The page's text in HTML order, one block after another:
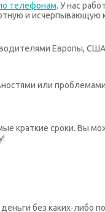
телефонам. У нас
и исчерпывающую
Европы,
или
краткие сроки. Вы
без каких-либо